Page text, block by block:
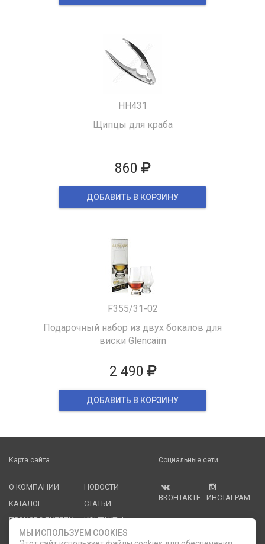
HH431
Щипцы для краба
860
ДОБАВИТЬ В КОРЗИНУ
F355/31-02
Подарочный набор из двух бокалов для
виски Glencairn
2 490
ДОБАВИТЬ В КОРЗИНУ
Карта сайта
О КОМПАНИИ
КАТАЛОГ
ПРОИЗВОДИТЕЛИ
УСЛУГИ
НОВОСТИ
СТАТЬИ
КОНТАКТЫ
PDF КАТАЛОГИ
Социальные сети
ВКОНТАКТЕ ИНСТАГРАМ
МЫ ИСПОЛЬЗУЕМ COOKIES